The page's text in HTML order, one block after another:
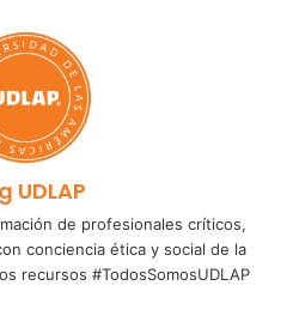
UDLAP
de profesionales críticos,
conciencia ética y social de la
recursos #TodosSomosUDLAP